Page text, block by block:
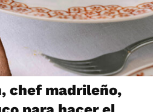
chef madrileño,